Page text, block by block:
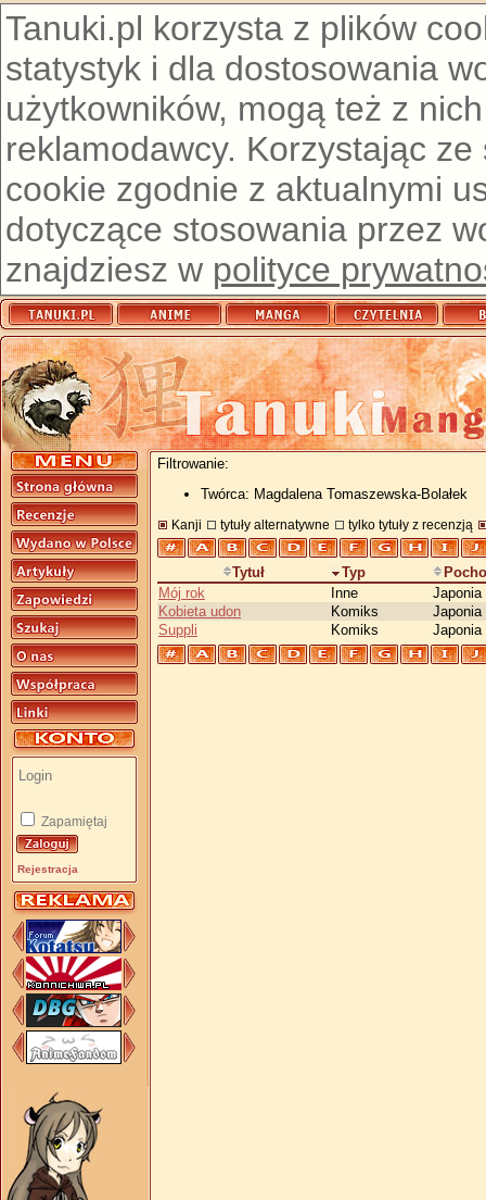
Tanuki.pl korzysta z plików
statystyk i dla dostosowania
użytkowników, mogą też z
reklamodawcy. Korzystając
cookie zgodnie z aktualnymi
dotyczące stosowania przez
znajdziesz w polityce
Zapamiętaj
Rejestracja
Filtrowanie:
Twórca: Magdalena Tomaszewska-Bolałek
Kanji tytuły alternatywne tylko tytuły z recenzją
Tytuł Typ
Mój rok
Inne
Japonia
Kobieta udon
Komiks
Japonia
Suppli
Komiks Japonia